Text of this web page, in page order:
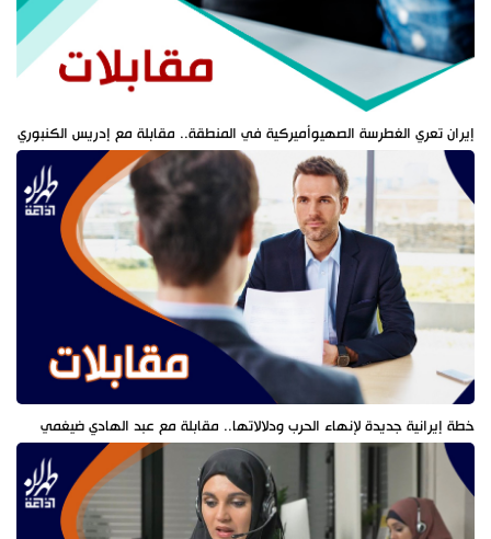
إيران تعري الغطرسة الصهيوأميركية في المنطقة.. مقابلة مع إدريس الكنبوري
خطة إيرانية جديدة لإنهاء الحرب ودلالاتها.. مقابلة مع عبد الهادي ضيغمي